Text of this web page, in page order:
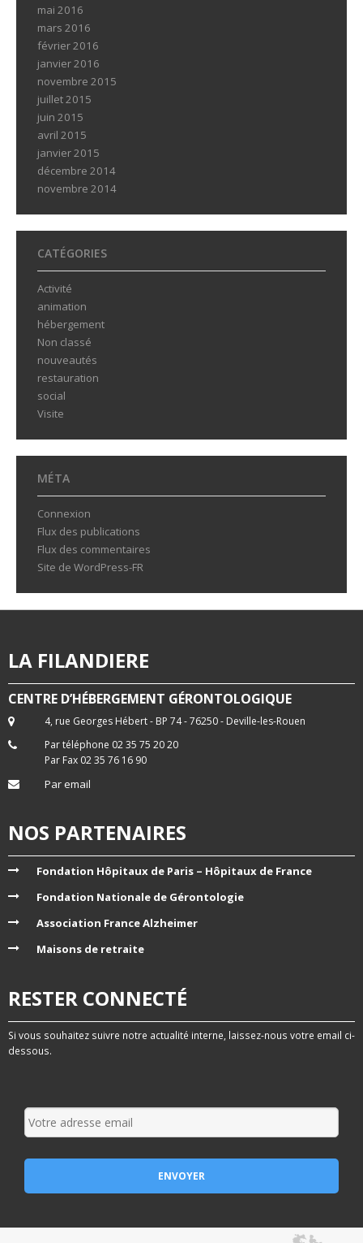
mai 2016
mars 2016
février 2016
janvier 2016
novembre 2015
juillet 2015
juin 2015
avril 2015
janvier 2015
décembre 2014
novembre 2014
CATÉGORIES
Activité
animation
hébergement
Non classé
nouveautés
restauration
social
Visite
MÉTA
Connexion
Flux des publications
Flux des commentaires
Site de WordPress-FR
LA FILANDIERE
CENTRE D’HÉBERGEMENT GÉRONTOLOGIQUE
4, rue Georges Hébert - BP 74 - 76250 - Deville-les-Rouen
Par téléphone 02 35 75 20 20
Par Fax 02 35 76 16 90
Par email
NOS PARTENAIRES
Fondation Hôpitaux de Paris – Hôpitaux de France
Fondation Nationale de Gérontologie
Association France Alzheimer
Maisons de retraite
RESTER CONNECTÉ
Si vous souhaitez suivre notre actualité interne, laissez-nous votre email ci-
dessous.